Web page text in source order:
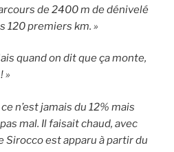
de 2400 m de dénivelé
120 premiers km. »
quand on dit que ça monte,
»
ce n’est jamais du 12% mais
mal. Il faisait chaud, avec
Sirocco est apparu à partir du